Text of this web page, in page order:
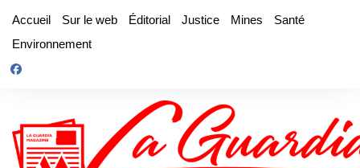
contenu
Accueil Sur le web Éditorial Justice Mines
Santé
Environnement